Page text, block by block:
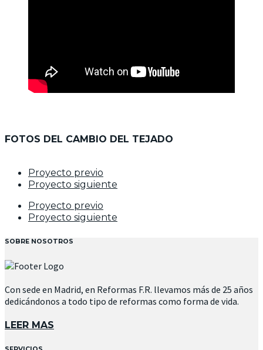
FOTOS DEL CAMBIO DEL TEJADO
Proyecto previo
Proyecto siguiente
Proyecto previo
Proyecto siguiente
SOBRE NOSOTROS
Con sede en Madrid, en Reformas F.R. llevamos más de 25 años
dedicándonos a todo tipo de reformas como forma de vida.
LEER MAS